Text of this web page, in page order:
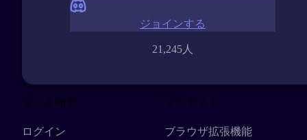
21,245人
ジョインする
もっと知る
ログイン
プロダクト
ブラウザ拡張機能